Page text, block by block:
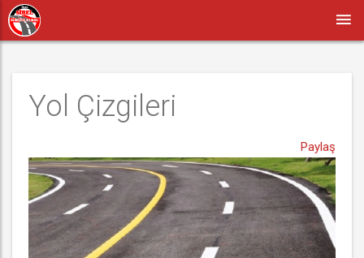
Yol Çizgileri
Paylaş